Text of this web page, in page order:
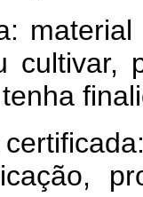
cultivar,